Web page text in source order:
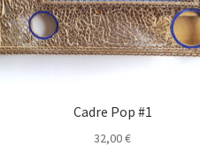
Cadre Pop #1
32,00€